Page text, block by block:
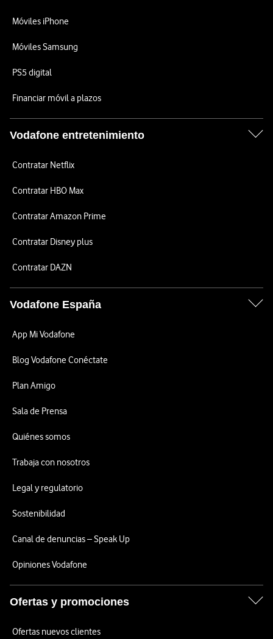
Móviles iPhone
Móviles Samsung
PS5 digital
Financiar móvil a plazos
Vodafone entretenimiento
Contratar Netflix
Contratar HBO Max
Contratar Amazon Prime
Contratar Disney plus
Contratar DAZN
Vodafone España
App Mi Vodafone
Blog Vodafone Conéctate
Plan Amigo
Sala de Prensa
Quiénes somos
Trabaja con nosotros
Legal y regulatorio
Sostenibilidad
Canal de denuncias – Speak Up
Opiniones Vodafone
Ofertas y promociones
Ofertas nuevos clientes